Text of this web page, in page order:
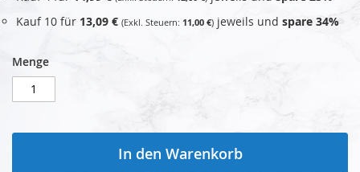
Kauf 10 für 13,09 € 11,00 € jeweils und spare 34%
Menge
In den Warenkorb